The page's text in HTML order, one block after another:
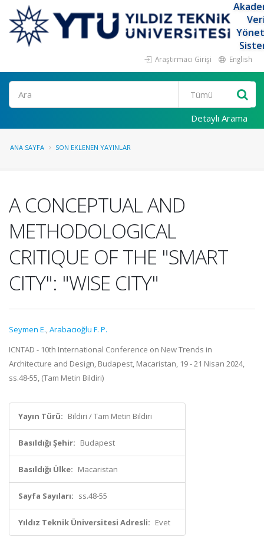
Araştırmacı Girişi English
Ara
Detaylı Arama
ANA SAYFA SON EKLENEN YAYINLAR
A CONCEPTUAL AND
METHODOLOGICAL
CRITIQUE OF THE "SMART
CITY": "WISE CITY"
Seymen E.,Arabacıoğlu F. P.
ICNTAD - 10th International Conference on New Trends in
Architecture and Design, Budapest, Macaristan, 19 - 21 Nisan 2024,
ss.48-55, (Tam Metin Bildiri)
Yayın Türü: Bildiri / Tam Metin Bildiri
Basıldığı Şehir: Budapest
Basıldığı Ülke: Macaristan
Sayfa Sayıları: ss.48-55
Yıldız Teknik Üniversitesi Adresli: Evet